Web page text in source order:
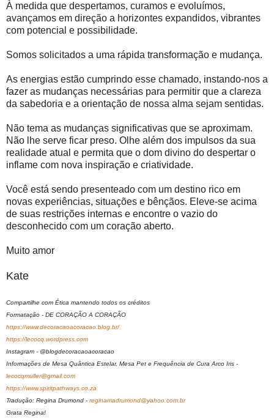
À medida que despertamos, curamos e evoluímos,
avançamos em direção a horizontes expandidos, vibrantes
com potencial e possibilidade.
Somos solicitados a uma rápida transformação e mudança.
As energias estão cumprindo esse chamado, instando-nos a
fazer as mudanças necessárias para permitir que a clareza
da sabedoria e a orientação de nossa alma sejam sentidas.
Não tema as mudanças significativas que se aproximam.
Não lhe serve ficar preso. Olhe além dos impulsos da sua
realidade atual e permita que o dom divino do despertar o
inflame com nova inspiração e criatividade.
Você está sendo presenteado com um destino rico em
novas experiências, situações e bênçãos. Eleve-se acima
de suas restrições internas e encontre o vazio do
desconhecido com um coração aberto.
Muito amor
Kate
Compartilhe com Ética mantendo todos os créditos
Formatação - DE CORAÇÃO A CORAÇÃO
https://www.decoracaoacoracao.blog.br/
https://lecocq.wordpress.com
Instagram - @blogdecoracaoacoracao
Informações de Mesa Quântica Estelar, Mesa Pet e Frequência de Cura Arco Iris -
lecocqmuller@gmail.com
https://www.spiritpathways.co.za
Tradução: Regina Drumond - reginamadrumond@yahoo.com.br
Grata Regina!